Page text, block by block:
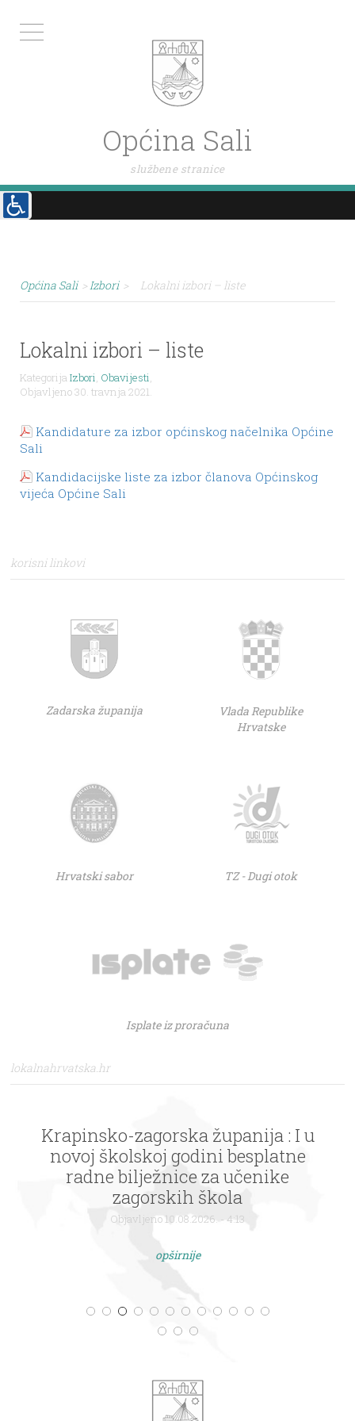
Općina Sali
službene stranice
Općina Sali > Izbori > Lokalni izbori – liste
Lokalni izbori – liste
KategorijaIzbori, Obavijesti,
Objavljeno 30. travnja 2021.
Kandidature za izbor općinskog načelnika Općine
Sali
Kandidacijske liste za izbor članova Općinskog
vijeća Općine Sali
korisni linkovi
Zadarska županija
Vlada Republike
Hrvatske
Hrvatski sabor TZ - Dugi otok
Isplate iz proračuna
lokalnahrvatska.hr
Krapinsko-zagorska županija : I u
novoj školskoj godini besplatne
radne bilježnice za učenike
zagorskih škola
Objavljeno 10.08.2026. - 4:13
opširnije